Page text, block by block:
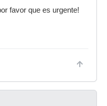
favor que es urgente!